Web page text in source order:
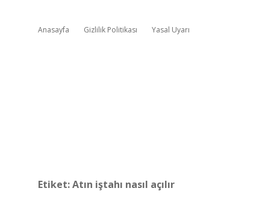
Anasayfa Gizlilik Politikası Yasal Uyarı
Etiket:Atın iştahı nasıl açılır